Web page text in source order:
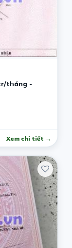
tháng -
Xem chi tiết →